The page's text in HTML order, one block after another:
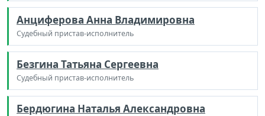
Анциферова Анна Владимировна
Судебный пристав-исполнитель
Безгина Татьяна Сергеевна
Судебный пристав-исполнитель
Бердюгина Наталья Александровна